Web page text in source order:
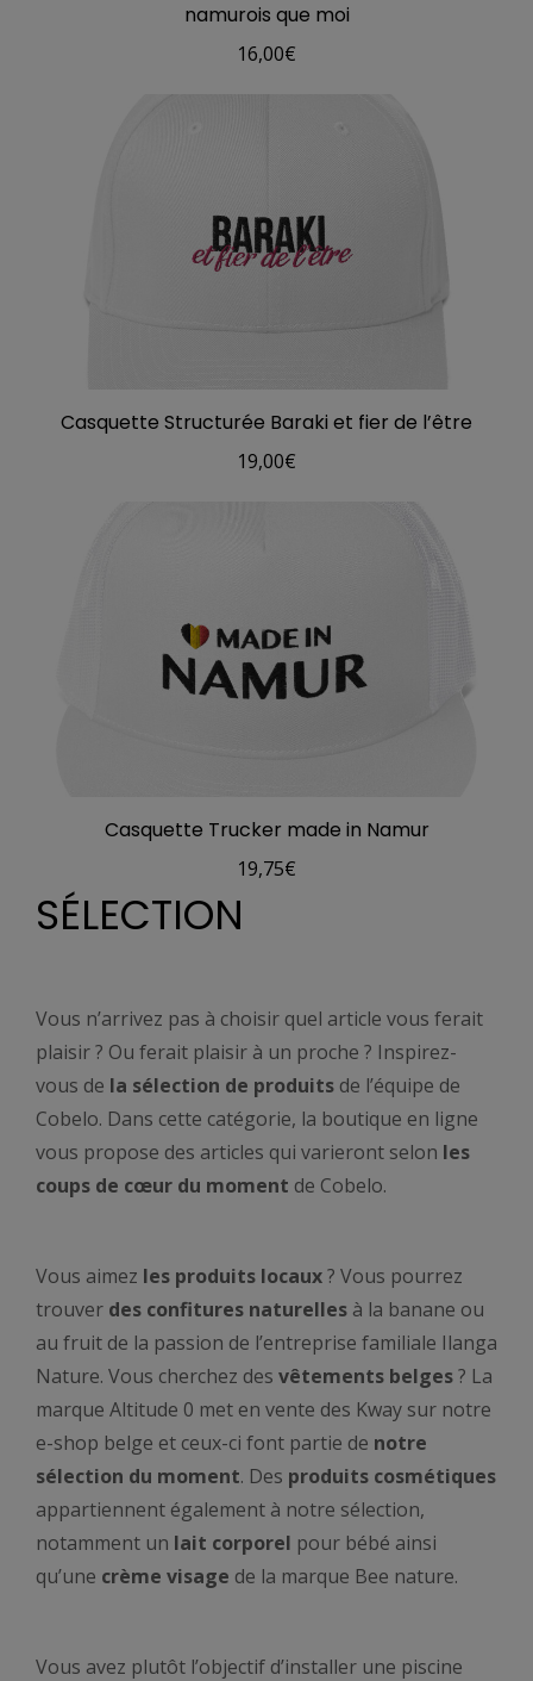
namurois que moi
16,00€
Casquette Structurée Baraki et fier de l’être
19,00€
Casquette Trucker made in Namur
19,75€
SÉLECTION
Vous n’arrivez pas à choisir quel article vous ferait
plaisir ? Ou ferait plaisir à un proche ? Inspirez-
vous de la sélection de produits de l’équipe de
Cobelo. Dans cette catégorie, la boutique en ligne
vous propose des articles qui varieront selon les
coups de cœur du moment de Cobelo.
Vous aimez les produits locaux? Vous pourrez
trouver des confitures naturelles à la banane ou
au fruit de la passion de l’entreprise familiale Ilanga
Nature. Vous cherchez des vêtements belges? La
marque Altitude 0 met en vente des Kway sur notre
e-shop belge et ceux-ci font partie de notre
sélection du moment. Des produits cosmétiques
appartiennent également à notre sélection,
notamment un lait corporel pour bébé ainsi
qu’une crème visage de la marque Bee nature.
Vous avez plutôt l’objectif d’installer une piscine